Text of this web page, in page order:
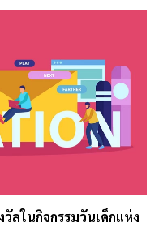
ลในกิจกรรมวันเด็กแห่ง